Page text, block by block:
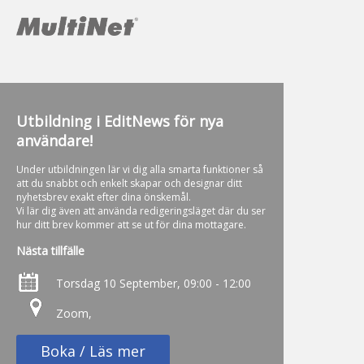
Utbildning i EditNews för nya
användare!
Under utbildningen lär vi dig alla smarta funktioner så
att du snabbt och enkelt skapar och designar ditt
nyhetsbrev exakt efter dina önskemål.
Vi lär dig även att använda redigeringsläget där du ser
hur ditt brev kommer att se ut för dina mottagare.
Nästa tillfälle
Torsdag 10 September, 09:00 - 12:00
Zoom,
Boka / Läs mer